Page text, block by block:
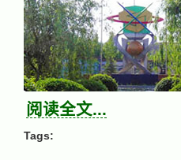
阅读全文...
Tags: